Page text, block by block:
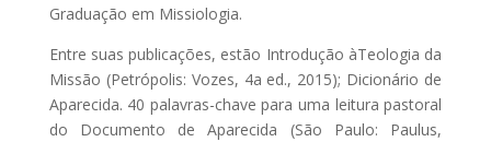
Graduação em Missiologia.
Entre suas publicações, estão Introdução àTeologia da
Missão (Petrópolis: Vozes, 4a ed., 2015); Dicionário de
Aparecida. 40 palavras-chave para uma leitura pastoral
do Documento de Aparecida (São Paulo: Paulus,